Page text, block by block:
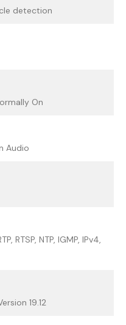
detection
On
Audio
RTSP, NTP, IGMP, IPv4,
19.12